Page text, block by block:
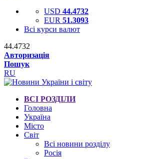
USD 44.4732
EUR 51.3093
Всі курси валют
44.4732
Авторизація
Пошук
RU
ВСІ РОЗДІЛИ
Головна
Україна
Місто
Світ
Всі новини розділу
Росія